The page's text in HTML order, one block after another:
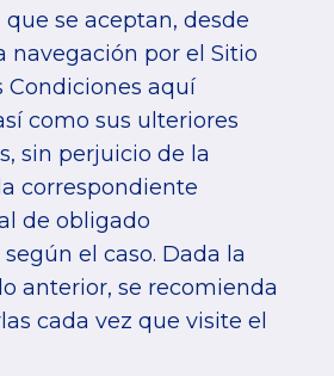
que se aceptan, desde
navegación por el Sitio
Condiciones aquí
como sus ulteriores
sin perjuicio de la
correspondiente
de obligado
el caso. Dada la
anterior, se recomienda
cada vez que visite el